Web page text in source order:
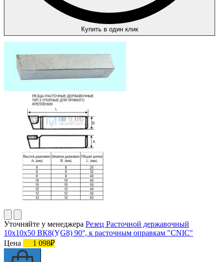
Купить в один клик
Уточняйте у менеджера Резец Расточной державочный
10х10х50 ВК8(YG8) 90°, к расточным оправкам "CNIC"
Цена
1 098₽